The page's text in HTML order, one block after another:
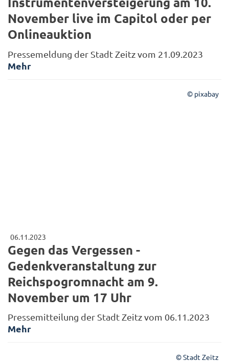
November live im Capitol oder per
Onlineauktion
Pressemeldung der Stadt Zeitz vom 21.09.2023
Mehr
© pixabay
06.11.2023
Gegen das Vergessen -
Gedenkveranstaltung zur
Reichspogromnacht am 9.
November um 17 Uhr
Pressemitteilung der Stadt Zeitz vom 06.11.2023
Mehr
© Stadt Zeitz